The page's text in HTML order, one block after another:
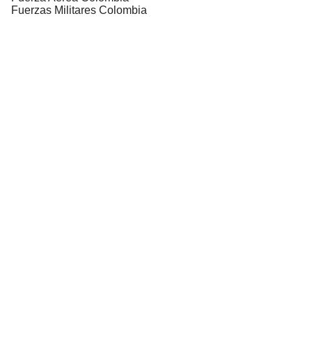
Fuerzas Militares Colombia